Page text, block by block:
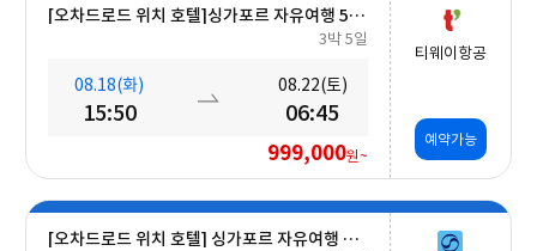
[오차드로드 위치 호텔]싱가포르 자유여행 5일 #조식포함 #A330대형기종
3박 5일
08.18(화)
15:50
08.22(토)
06:45
999,000원~
티웨이항공
예약가능
[오차드로드 위치 호텔] 싱가포르 자유여행 5일 #조식포함